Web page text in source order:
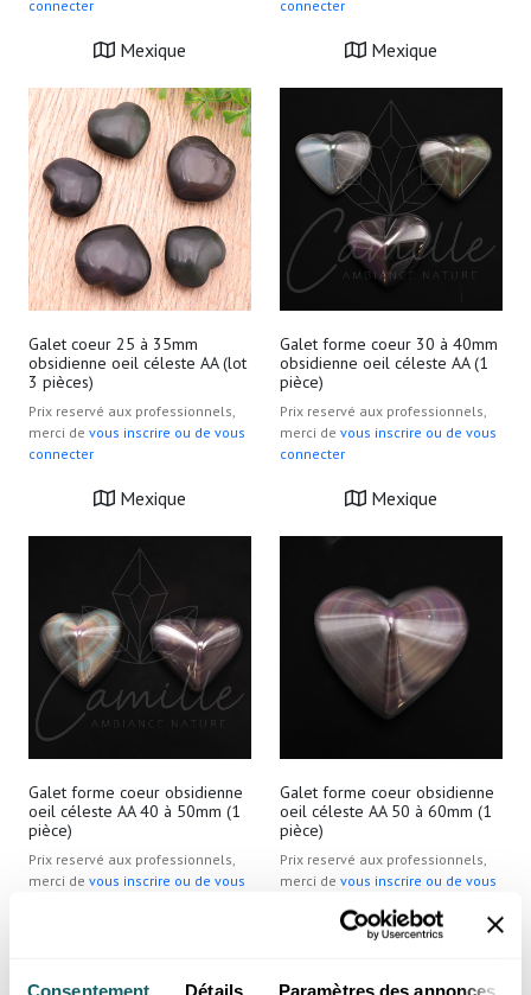
Consentement Détails Paramètres des annonces
connecter
Mexique
connecter
Mexique
Galet coeur 25 à 35mm
obsidienne oeil céleste AA (lot
3 pièces)
Prix reservé aux professionnels,
merci de vous inscrire ou de vous
connecter
Mexique
Galet forme coeur 30 à 40mm
obsidienne oeil céleste AA (1
pièce)
Prix reservé aux professionnels,
merci de vous inscrire ou de vous
connecter
Mexique
Galet forme coeur obsidienne
oeil céleste AA 40 à 50mm (1
pièce)
Prix reservé aux professionnels,
merci de vous inscrire ou de vous
Galet forme coeur obsidienne
oeil céleste AA 50 à 60mm (1
pièce)
Prix reservé aux professionnels,
merci de vous inscrire ou de vous
Mexique